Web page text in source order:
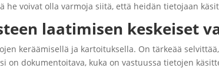
he voivat olla varmoja siitä, että heidän tietojaan
laatimisen keskeiset
keräämisellä ja kartoituksella. On tärkeää
on dokumentoitava, kuka on vastuussa tietojen